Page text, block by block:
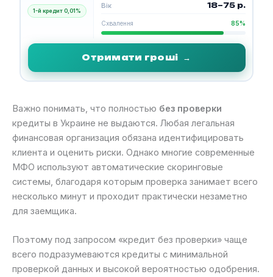
1-й кредит 0,01%
Вік 18–75 р.
Схвалення 85%
Отримати гроші →
Важно понимать, что полностью без проверки
кредиты в Украине не выдаются. Любая легальная
финансовая организация обязана идентифицировать
клиента и оценить риски. Однако многие современные
МФО используют автоматические скоринговые
системы, благодаря которым проверка занимает всего
несколько минут и проходит практически незаметно
для заемщика.
Поэтому под запросом «кредит без проверки» чаще
всего подразумеваются кредиты с минимальной
проверкой данных и высокой вероятностью одобрения.